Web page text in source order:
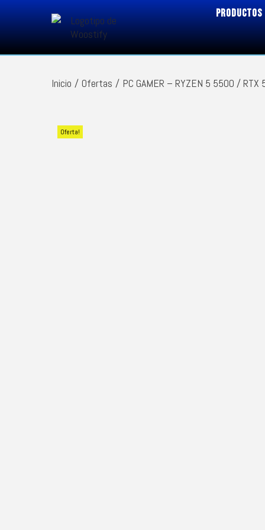
PRODUCTOS
Inicio / Ofertas / PC GAMER – RYZEN 5 5500 /
Oferta!